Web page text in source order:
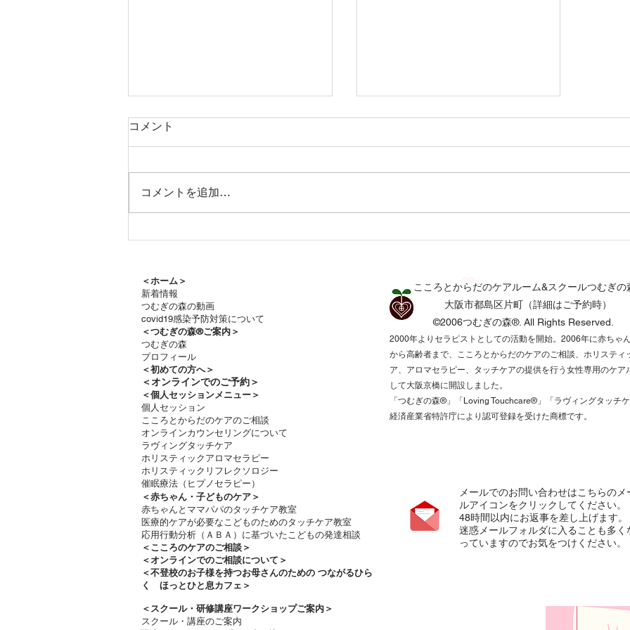
コメント
コメントを追加…
＜ホーム＞
新着情報
つむぎの森の動画
covid19感染予防対策について
＜つむぎの森®ご案内＞
つむぎの森
プロフィール
＜初めての方へ＞
＜​オンラインでのご予約＞
＜個人セッションメニュー＞
個人セッション
こころとからだのケアのご相談
オンラインカウンセリングについて
ラヴィングタッチケア
ホリスティックアロマセラピー
ホリスティックリフレクソロジー​
催眠療法（ヒプノセラピー）
＜赤ちゃん・子どものケア＞
​赤ちゃんとママパパのタッチケア教室
医療的ケアが必要なこどものためのタッチケア教室
応用行動分析（ＡＢＡ）に基づいたこどもの発達相談
＜ こころのケアのご相談＞
＜オンラインでのご相談について＞
＜不登校のお子様を持つお母さんのための つながるひら
く ほっとひと息カフェ＞
＜ スクール・研修講座ワークショップご案内＞
スクール・講座のご案内
®©
こころとからだのケアルーム&スクールつむぎの
​​大阪市都島区片町（詳細はご予約時）
©2006つむぎの森®. All Rights Reserved.​
2000年よりセラピストとしての活動を開始。2006年に赤ちゃ
から高齢者まで、こころとからだのケアのご相談、ホリスティ
ア、アロマセラピー、タッチケアの提供を行う女性専用のケア
して大阪京橋に開設しました。
「つむぎの森®️」「Loving Touchcare®️」「ラヴィングタッチ
経済産業省特許庁により認可登録を受けた商標です。
メールでのお問い合わせはこちらのメ
ルアイコンをクリックしてください。
​48時間以内にお返事を差し上げます。
迷惑メールフォルダに入ることも多く
っていますのでお気をつけください。